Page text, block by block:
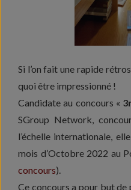
Si l’on fait une rapide
quoi être impressionné !
Candidate au concours «
SGroup Network,
l’échelle internationale,
mois d’Octobre 2022 au
concours).
Ce concours a pour but de